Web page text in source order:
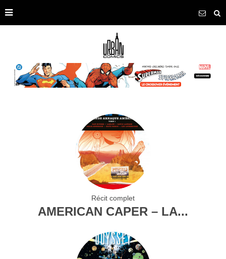
Récit complet
AMERICAN CAPER – LA...